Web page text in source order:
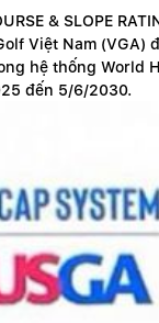
& SLOPE
Việt Nam (VGA)
hệ thống World
đến 5/6/2030.